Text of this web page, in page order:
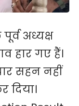
अध्यक्ष
हार गए हैं।
सहन नहीं